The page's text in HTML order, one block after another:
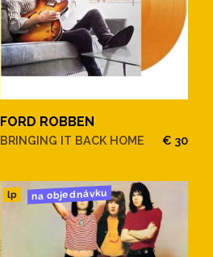
FORD ROBBEN
BRINGING IT BACK HOME € 30
lp na objednávku